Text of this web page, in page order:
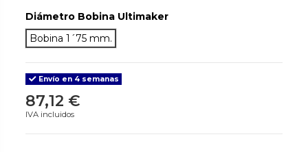
Diámetro Bobina Ultimaker
Bobina 1´75 mm.
Envío en 4 semanas
87,12 €
IVA incluidos